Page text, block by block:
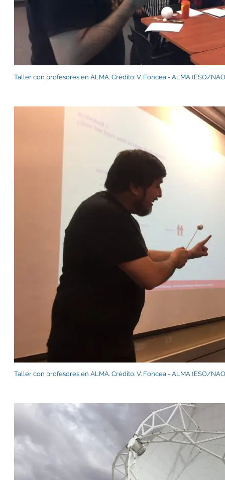
Taller con profesores en ALMA. Crédito: V. Foncea - ALMA (ESO/
Taller con profesores en ALMA. Crédito: V. Foncea - ALMA (ESO/